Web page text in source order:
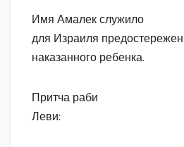
Имя Амалек служило
для Израиля
наказанного ребенка.
Притча раби
Леви: